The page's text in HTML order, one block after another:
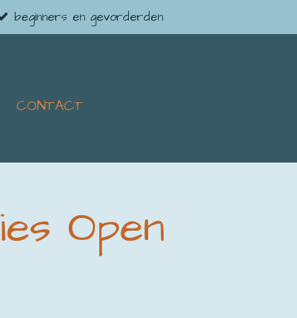
beginners en gevorderden
CONTACT
Open